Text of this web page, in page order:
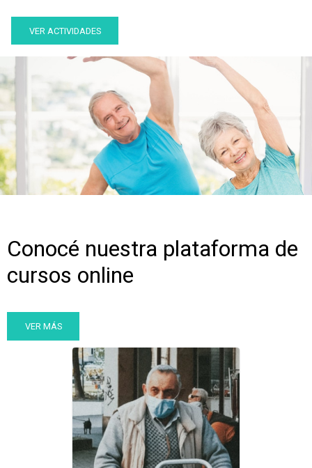
VER ACTIVIDADES
Conocé nuestra plataforma de
cursos online
VER MÁS